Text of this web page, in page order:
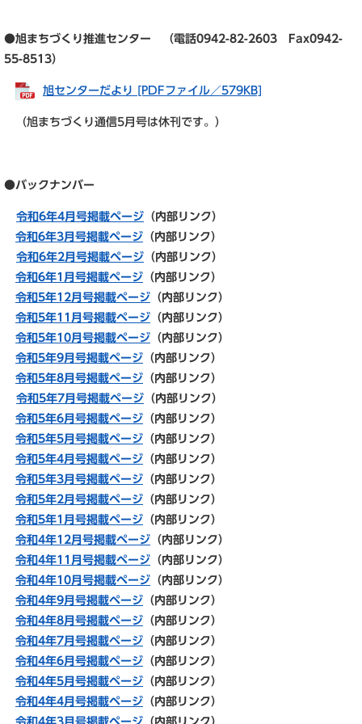
●旭まちづくり推進センター （電話0942-82-2603 Fax0942-
55-8513）
旭センターだより [PDFファイル／579KB]
（旭まちづくり通信5月号は休刊です。）
●バックナンバー
令和6年4月号掲載ページ （内部リンク）
令和6年3月号掲載ページ （内部リンク）
令和6年2月号掲載ページ （内部リンク）
令和6年1月号掲載ページ （内部リンク）
令和5年12月号掲載ページ （内部リンク）
令和5年11 月号掲載ページ （内部リンク）
令和5年10月号掲載ページ （内部リンク）
令和5年9月号掲載ページ （内部リンク）
令和5年8月号掲載ページ （内部リンク）
令和5年7月号掲載ページ （内部リンク）
令和5年6月号掲載ページ （内部リンク）
令和5年5月号掲載ページ （内部リンク）
令和5年4月号掲載ページ （内部リンク）
令和5年3月号掲載ページ （内部リンク）
令和5年2月号掲載ページ （内部リンク）
令和5年1月号掲載ページ （内部リンク）
令和4年12月号掲載ページ （内部リンク）
令和4年11月号掲載ページ （内部リンク）
令和4年10月号掲載ページ （内部リンク）
令和4年9月号掲載ページ （内部リンク）
令和4年8月号掲載ページ （内部リンク）
令和4年7月号掲載ページ （内部リンク）
令和4年6月号掲載ページ （内部リンク）
令和4年5月号掲載ページ （内部リンク）
令和4年4月号掲載ページ （内部リンク）
令和4年3月号掲載ページ （内部リンク）